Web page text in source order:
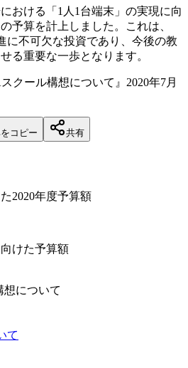
おける「1人1台端末」の実現に向
予算を計上しました。これは、
に不可欠な投資であり、今後の教
る重要な一歩となります。
クール構想について』2020年7月
コピー 共有
2020年度予算額
けた予算額
想について
て